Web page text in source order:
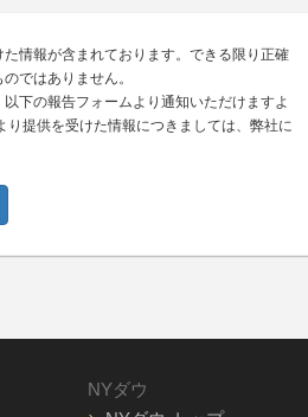
情報が含まれております。できる限り正確
ではありません。
下の報告フォームより通知いただけますよ
提供を受けた情報につきましては、弊社に
NYダウ